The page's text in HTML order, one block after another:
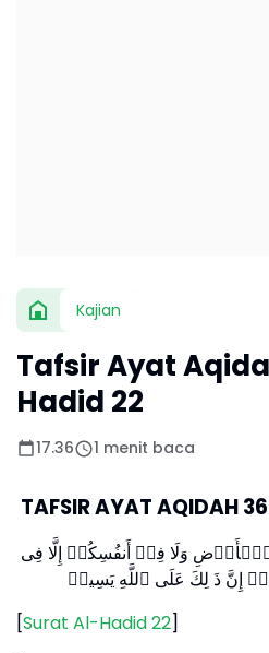
Kajian
Tafsir Ayat
Hadid 22
17.36 1 menit baca
TAFSIR AYAT AQIDAH 36
وَلَا فِیۤ أَنفُسِكُمۡ إِلَّا فِی
ذَ ⁠لِكَ عَلَى ٱللَّهِ یَسِیرࣱ
[Surat Al-Hadid 22]